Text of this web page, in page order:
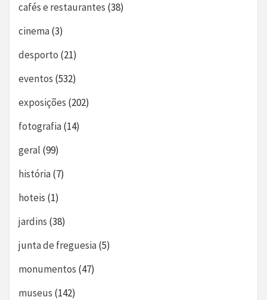
cafés e restaurantes (38)
cinema(3)
desporto (21)
eventos (532)
exposições (202)
fotografia(14)
geral (99)
história(7)
hoteis (1)
jardins (38)
junta de freguesia(5)
monumentos (47)
museus (142)